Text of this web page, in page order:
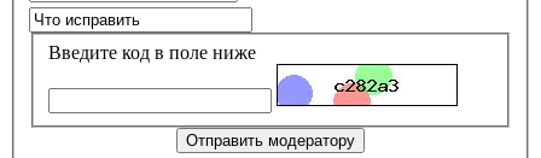
Введите код в поле ниже
Отправить модератору